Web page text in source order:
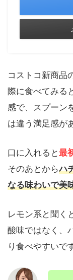
コストコ新商品
際に食べてみる
感で、スプーン
は違う満足感が
口に入れると最
そのあとからハ
なる味わいで美
レモン系と聞く
酸味ではなく、
り食べやすいで